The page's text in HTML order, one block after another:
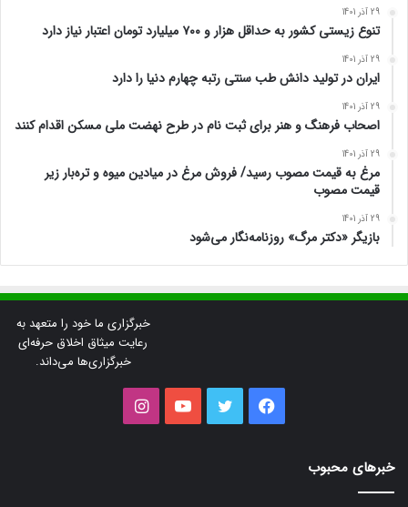
29 آذر 1401
تنوع زیستی کشور به حداقل هزار و ۷۰۰ میلیارد تومان اعتبار نیاز دارد
29 آذر 1401
ایران در تولید دانش طب سنتی رتبه چهارم دنیا را دارد
29 آذر 1401
اصحاب فرهنگ و هنر برای ثبت نام در طرح نهضت ملی مسکن اقدام کنند
29 آذر 1401
مرغ به قیمت مصوب رسید/ فروش مرغ در میادین میوه و تره‌بار زیر
قیمت مصوب
29 آذر 1401
بازیگر «دکتر مرگ» روزنامه‌نگار می‌شود
خبرگزاری ما خود را متعهد به
رعایت میثاق اخلاق حرفه‌ای
خبرگزاری‌ها می‌داند.
فیس
توییتر یوتیوب
خبرهای محبوب